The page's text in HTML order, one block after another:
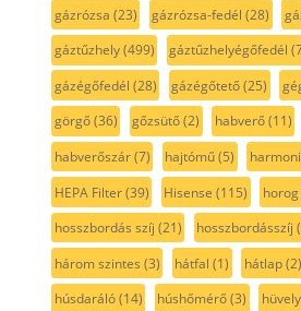
gázrózsa (23) gázrózsa-fedél (28)
gáztűzhely(499) gáztűzhelyégőfedél
gázégőfedél (28) gázégőtető(25)
görgő(36) gőzsütő(2) habverő(11)
habverőszár(7) hajtómű(5)
HEPA Filter(39) Hisense (115) horog
hosszbordás szíj (21) hosszbordásszíj
három szintes (3) hátfal (1) hátlap(2)
húsdaráló(14) húshőmérő(3) hüvely